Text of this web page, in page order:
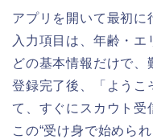
アプリを開いて最初に
入力項目は、年齢・
どの基本情報だけで、
登録完了後、「よう
て、すぐにスカウト受
この“受け身で始めら